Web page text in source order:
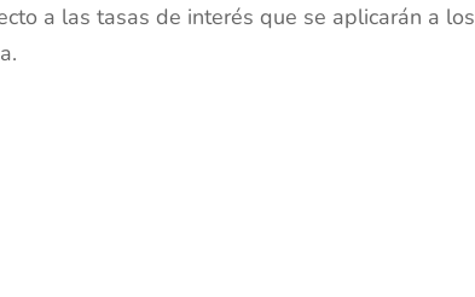
a las tasas de interés que se aplicarán a los